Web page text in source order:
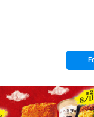
s
t
o
l
l
o
w